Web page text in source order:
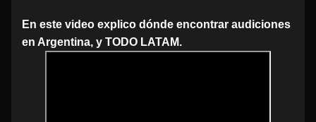
En este video explico dónde encontrar audiciones
en Argentina, y TODO LATAM.